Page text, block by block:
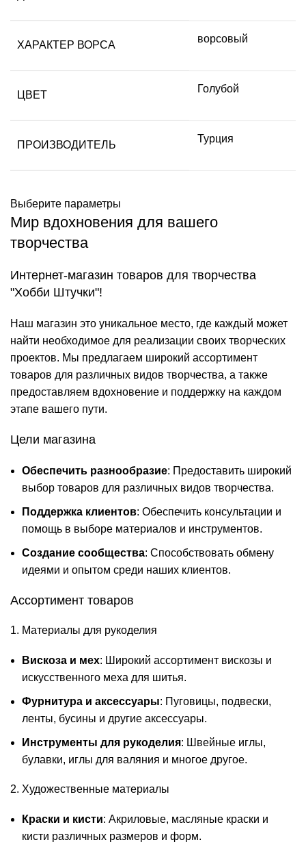
ХАРАКТЕР ВОРСА
ворсовый
ЦВЕТ
Голубой
ПРОИЗВОДИТЕЛЬ
Турция
Выберите параметры
Мир вдохновения для вашего
творчества
Интернет-магазин товаров для творчества
"Хобби Штучки"!
Наш магазин это уникальное место, где каждый может
найти необходимое для реализации своих творческих
проектов. Мы предлагаем широкий ассортимент
товаров для различных видов творчества, а также
предоставляем вдохновение и поддержку на каждом
этапе вашего пути.
Цели магазина
Обеспечить разнообразие: Предоставить широкий
выбор товаров для различных видов творчества.
Поддержка клиентов: Обеспечить консультации и
помощь в выборе материалов и инструментов.
Создание сообщества: Способствовать обмену
идеями и опытом среди наших клиентов.
Ассортимент товаров
1. Материалы для рукоделия
Вискоза и мех: Широкий ассортимент вискозы и
искусственного меха для шитья.
Фурнитура и аксессуары: Пуговицы, подвески,
ленты, бусины и другие аксессуары.
Инструменты для рукоделия: Швейные иглы,
булавки, иглы для валяния и многое другое.
2. Художественные материалы
Краски и кисти: Акриловые, масляные краски и
кисти различных размеров и форм.